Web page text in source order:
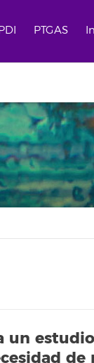
PTGAS
un
de